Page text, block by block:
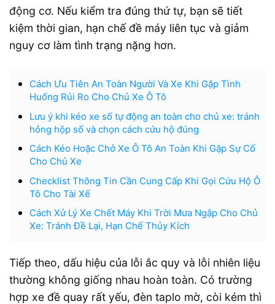
động cơ. Nếu kiểm tra đúng thứ tự, bạn sẽ tiết
kiệm thời gian, hạn chế đề máy liên tục và giảm
nguy cơ làm tình trạng nặng hơn.
Cách Ưu Tiên An Toàn Người Và Xe Khi Gặp Tình
Huống Rủi Ro Cho Chủ Xe Ô Tô
Lưu ý khi kéo xe số tự động an toàn cho chủ xe: tránh
hỏng hộp số và chọn cách cứu hộ đúng
Cách Kéo Hoặc Chở Xe Ô Tô An Toàn Khi Gặp Sự Cố
Cho Chủ Xe
Checklist Thông Tin Cần Cung Cấp Khi Gọi Cứu Hộ Ô
Tô Cho Tài Xế
Cách Xử Lý Xe Chết Máy Khi Trời Mưa Ngập Cho Chủ
Xe: Tránh Đề Lại, Hạn Chế Thủy Kích
Tiếp theo, dấu hiệu của lỗi ắc quy và lỗi nhiên liệu
thường không giống nhau hoàn toàn. Có trường
hợp xe đề quay rất yếu, đèn taplo mờ, còi kém thì